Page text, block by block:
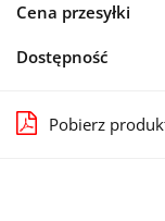
Cena przesyłki
Dostępność
Pobierz